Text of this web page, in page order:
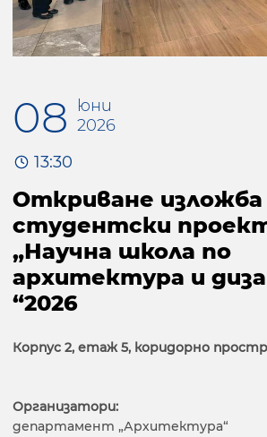
08
юни
2026
13:30
Откриване изложба
студентски
„Научна школа по
архитектура и
“2026
Корпус 2, етаж 5, коридорно
Организатори:
департамент „Архитектура“